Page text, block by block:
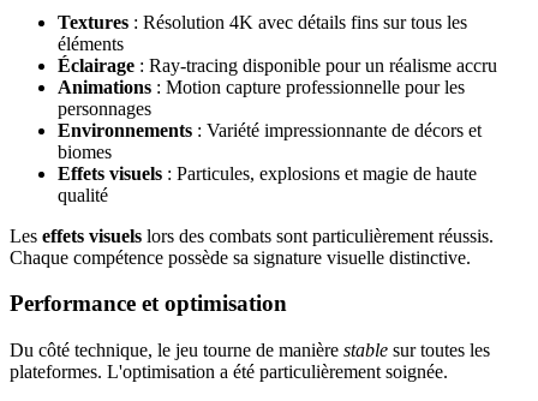
Textures : Résolution 4K avec détails fins sur tous les
éléments
Éclairage : Ray-tracing disponible pour un réalisme accru
Animations : Motion capture professionnelle pour les
personnages
Environnements : Variété impressionnante de décors et
biomes
Effets visuels : Particules, explosions et magie de haute
qualité
Les effets visuels lors des combats sont particulièrement réussis.
Chaque compétence possède sa signature visuelle distinctive.
Performance et optimisation
Du côté technique, le jeu tourne de manière stable sur toutes les
plateformes. L'optimisation a été particulièrement soignée.